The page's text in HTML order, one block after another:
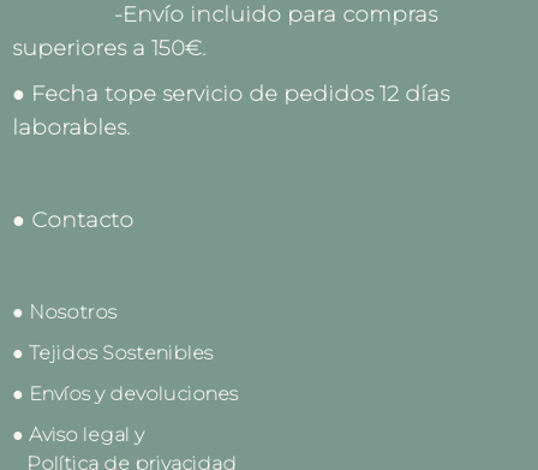
-Envío incluido para compras
superiores a 150€.
● Fecha tope servicio de pedidos 12 días
laborables.
● Contacto
● Nosotros
● Tejidos Sostenibles
● Envíos y devoluciones
● Aviso legal y
Política de privacidad